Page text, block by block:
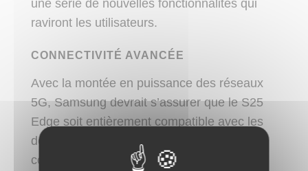
une série de nouvelles fonctionnalités qui
raviront les utilisateurs.
CONNECTIVITÉ AVANCÉE
Avec la montée en puissance des réseaux
5G, Samsung devrait s’assurer que le S25
Edge soit entièrement compatible avec les
derniers standards en matière de
connectivité. On s’attend également à une